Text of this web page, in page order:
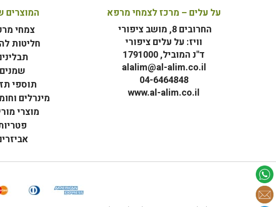
על עלים – מרכז לצמחי מרפא
החרובים 8, מושב ציפורי
וויז: על עלים ציפורי
ד"נ המוביל, 1791000
alalim@al-alim.co.il
04-6464848
www.al-alim.co.il
המוצרים
צמחי
חליטות
שמנים
תוספי
מינרלים
מוצרי